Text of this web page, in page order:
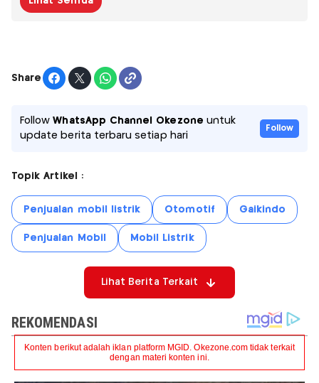
Share
FollowWhatsApp Channel Okezone untuk
update berita terbaru setiap hari
Follow
Topik Artikel :
Penjualan mobil listrik Otomotif Gaikindo
Penjualan Mobil Mobil Listrik
Lihat Berita Terkait